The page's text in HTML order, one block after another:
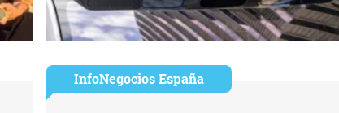
InfoNegocios España